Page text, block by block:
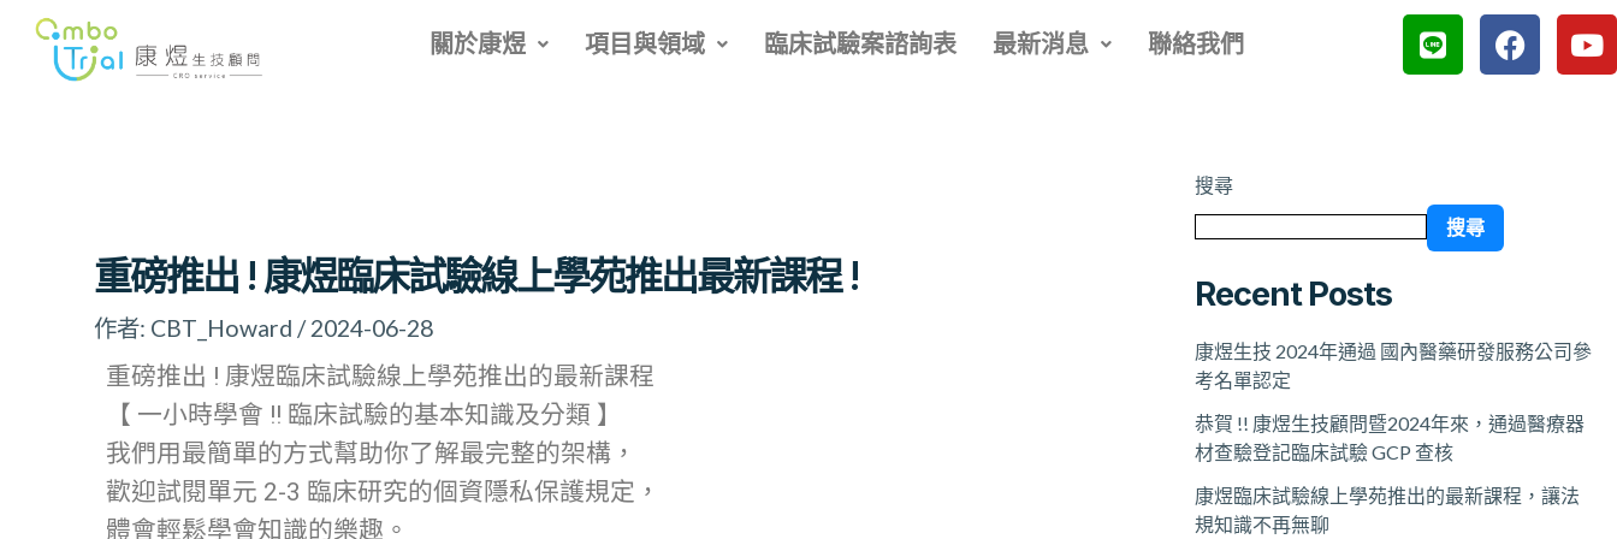
關於康煜 項目與領域 臨床試驗案諮詢表 最新消息 聯絡我們
L
i
F
a
Y
o
重磅推出 ! 康煜臨床試驗線上學苑推出最新課程 !
作者: CBT_Howard /2024-06-28
重磅推出 ! 康煜臨床試驗線上學苑推出的最新課程
【 一小時學會 !! 臨床試驗的基本知識及分類 】
我們用最簡單的方式幫助你了解最完整的架構，
歡迎試閱單元 2-3 臨床研究的個資隱私保護規定，
體會輕鬆學會知識的樂趣。
Post
navigation
搜尋
搜尋
Recent Posts
康煜生技 2024年通過 國內醫藥研發服務公司參
考名單認定
恭賀 !! 康煜生技顧問暨2024年來，通過醫療器
材查驗登記臨床試驗 GCP 查核
康煜臨床試驗線上學苑推出的最新課程，讓法
規知識不再無聊